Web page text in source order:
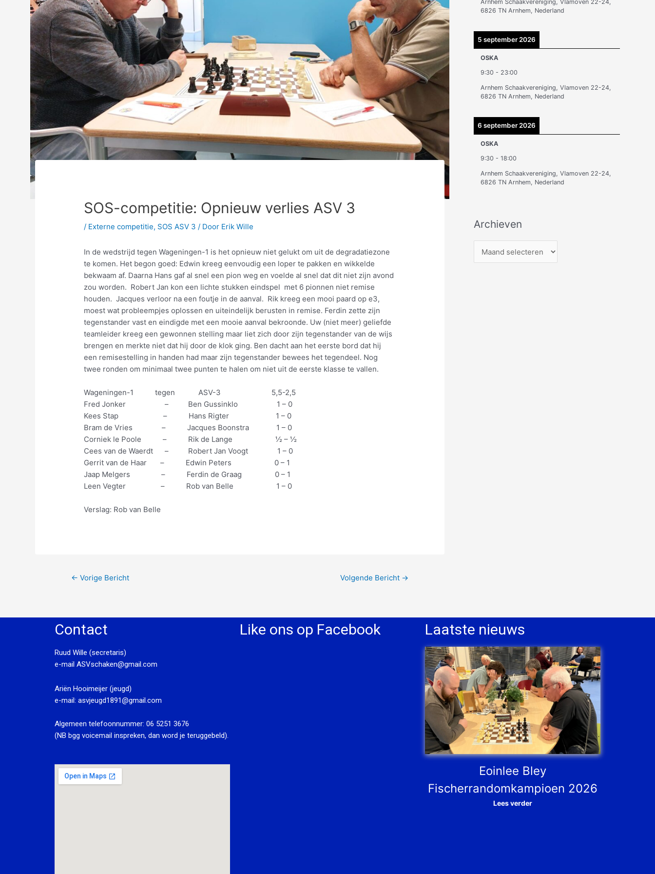
SOS-competitie: Opnieuw verlies ASV 3
/ Externe competitie, SOS ASV 3 / Door Erik Wille
In de wedstrijd tegen Wageningen-1 is het opnieuw niet gelukt om uit de degradatiezone
te komen. Het begon goed: Edwin kreeg eenvoudig een loper te pakken en wikkelde
bekwaam af. Daarna Hans gaf al snel een pion weg en voelde al snel dat dit niet zijn avond
zou worden. Robert Jan kon een lichte stukken eindspel met 6 pionnen niet remise
houden. Jacques verloor na een foutje in de aanval. Rik kreeg een mooi paard op e3,
moest wat probleempjes oplossen en uiteindelijk berusten in remise. Ferdin zette zijn
tegenstander vast en eindigde met een mooie aanval bekroonde. Uw (niet meer) geliefde
teamleider kreeg een gewonnen stelling maar liet zich door zijn tegenstander van de wijs
brengen en merkte niet dat hij door de klok ging. Ben dacht aan het eerste bord dat hij
een remisestelling in handen had maar zijn tegenstander bewees het tegendeel. Nog
twee ronden om minimaal twee punten te halen om niet uit de eerste klasse te vallen.
Wageningen-1 tegen ASV-3 5,5-2,5
Fred Jonker – Ben Gussinklo 1 – 0
Kees Stap – Hans Rigter 1 – 0
Bram de Vries – Jacques Boonstra 1 – 0
Corniek le Poole – Rik de Lange ½ – ½
Cees van de Waerdt – Robert Jan Voogt 1 – 0
Gerrit van de Haar – Edwin Peters 0 – 1
Jaap Melgers – Ferdin de Graag 0 – 1
Leen Vegter – Rob van Belle 1 – 0
Verslag: Rob van Belle
← Vorige Bericht Volgende Bericht →
Arnhem Schaakvereniging, Vlamoven 22-24,
6826 TN Arnhem, Nederland
5 september 2026
OSKA
9:30 - 23:00
Arnhem Schaakvereniging, Vlamoven 22-24,
6826 TN Arnhem, Nederland
6 september 2026
OSKA
9:30 - 18:00
Arnhem Schaakvereniging, Vlamoven 22-24,
6826 TN Arnhem, Nederland
Archieven
Contact
Ruud Wille (secretaris)
e-mail ASVschaken@gmail.com
Ariën Hooimeijer (jeugd)
e-mail: asvjeugd1891@gmail.com
Algemeen telefoonnummer: 06 5251 3676
(NB bgg voicemail inspreken, dan word je teruggebeld).
Like ons op Facebook Laatste nieuws
Eoinlee Bley
Fischerrandomkampioen 2026
Lees verder